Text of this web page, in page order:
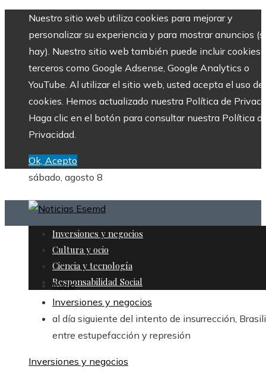
Nuestro sitio web utiliza cookies para mejorar y
personalizar su experiencia y para mostrar anuncios
hay). Nuestro sitio web también puede incluir cookies
terceros como Google Adsense, Google Analytics o
YouTube. Al utilizar el sitio web, usted acepta el uso de
cookies. Hemos actualizado nuestra Política de
Haga clic en el botón para consultar nuestra Política
Privacidad.
Ok, Acepto
sábado, agosto 8
Inversiones y negocios
Cultura y ocio
Ciencia y tecnología
Responsabilidad Social
Inicio
Inversiones y negocios
al día siguiente del intento de insurrección,
entre estupefacción y represión
Inversiones y negocios